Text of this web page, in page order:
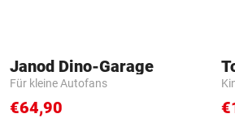
Janod Dino-Garage
Für kleine Autofans
€64,90